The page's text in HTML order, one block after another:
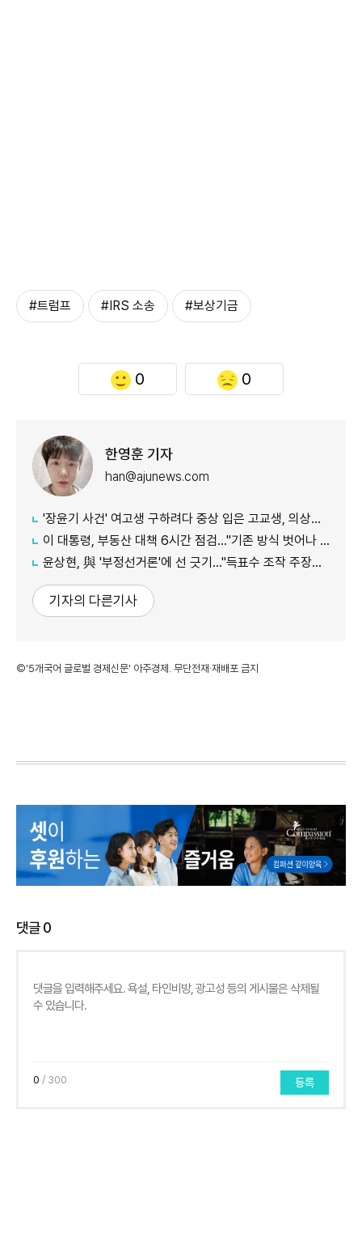
#트럼프 #IRS 소송 #보상기금
0 0
한영훈 기자
han@ajunews.com
'장윤기 사건' 여고생 구하려다 중상 입은 고교생, 의상자 인정
이 대통령, 부동산 대책 6시간 점검…"기존 방식 벗어나 과감히 실행"
윤상현, 與 '부정선거론'에 선 긋기…"득표수 조작 주장은 선동"
기자의 다른기사
©'5개국어 글로벌 경제신문' 아주경제. 무단전재·재배포 금지
댓글0
0 / 300 등록